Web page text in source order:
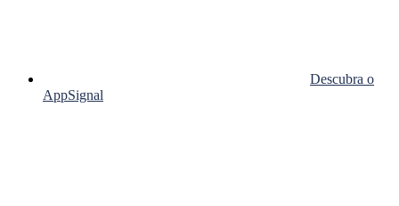
Descubra o
AppSignal